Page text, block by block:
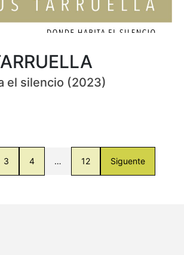
el silencio (2023)
3 4 … 12 Siguente